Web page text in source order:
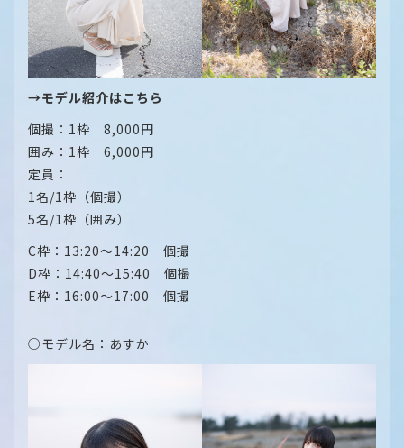
→モデル紹介はこちら
個撮：1枠 8,000円
囲み：1枠 6,000円
定員：
1名/1枠（個撮）
5名/1枠（囲み）
C枠：13:20～14:20 個撮
D枠：14:40～15:40 個撮
E枠：16:00～17:00 個撮
○モデル名：あすか